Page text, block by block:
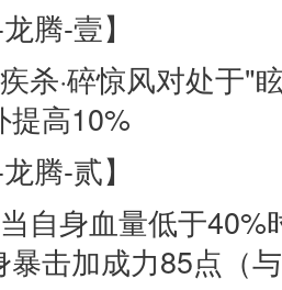
腾-壹】
·碎惊风对处于"
提高10%
腾-贰】
身血量低于40%
暴击加成力85点（